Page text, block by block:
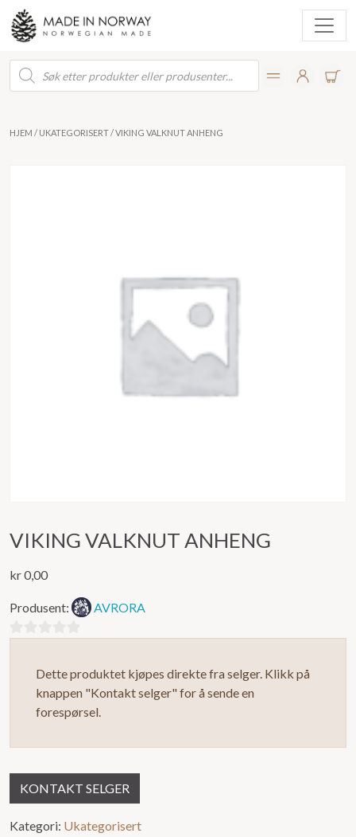
Products
search
HJEM / UKATEGORISERT/ VIKING VALKNUT ANHENG
VIKING VALKNUT ANHENG
kr0,00
Produsent: AVRORA
Dette produktet kjøpes direkte fra selger. Klikk på
knappen "Kontakt selger" for å sende en
forespørsel.
KONTAKT SELGER
Kategori: Ukategorisert